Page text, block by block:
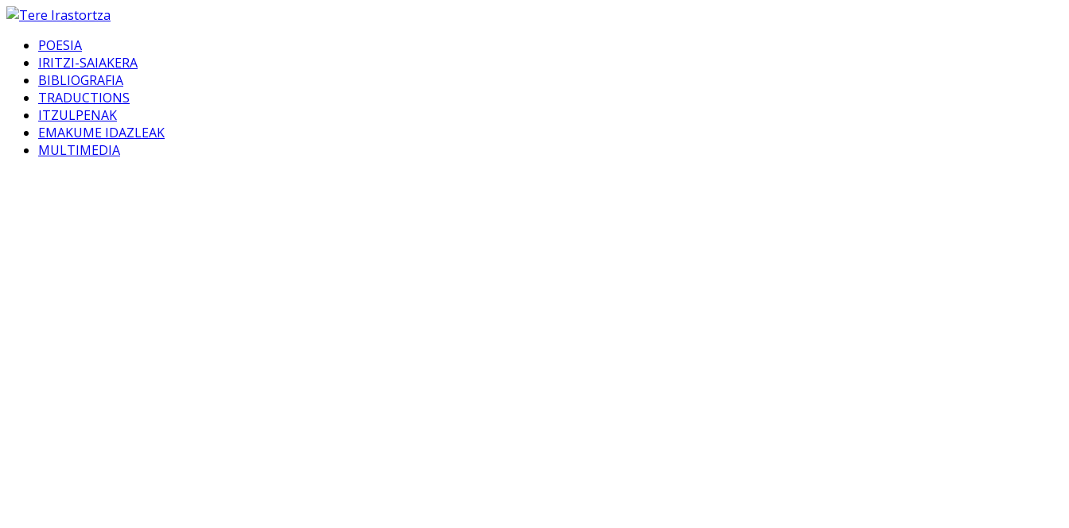
POESIA
IRITZI-SAIAKERA
BIBLIOGRAFIA
TRADUCTIONS
ITZULPENAK
EMAKUME IDAZLEAK
MULTIMEDIA